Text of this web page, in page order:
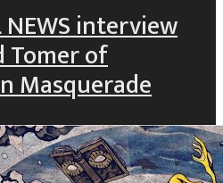
NEWS interview
Tomer of
Masquerade